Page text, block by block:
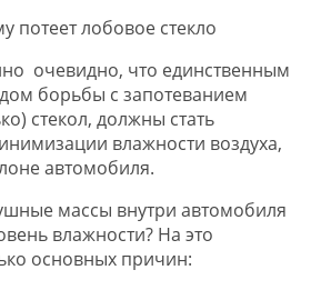
очевидно, что единственным
борьбы с запотеванием
стекол, должны стать
влажности воздуха,
автомобиля.
массы внутри автомобиля
влажности? На это
основных причин: